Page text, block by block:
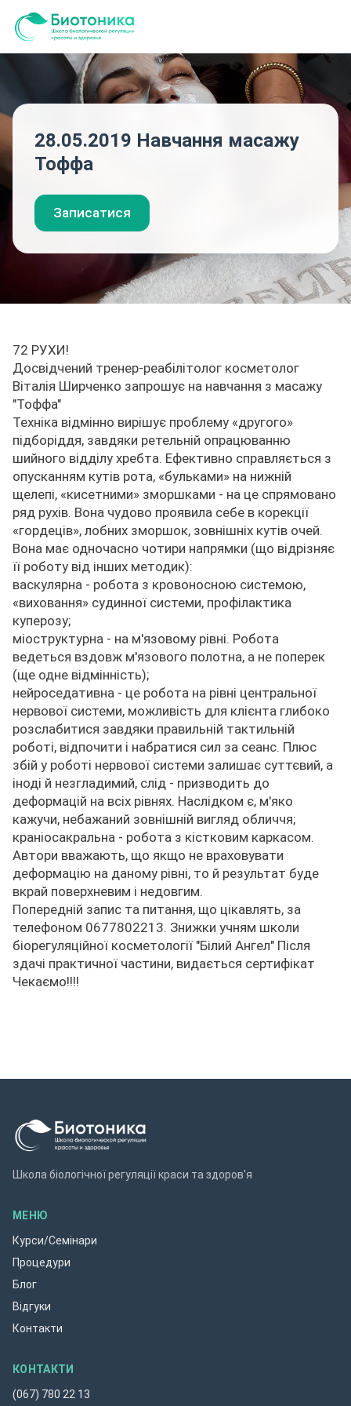
28.05.2019 Навчання масажу
Тоффа
Записатися
72 РУХИ!
Досвідчений тренер-реабілітолог косметолог
Віталія Ширченко запрошує на навчання з масажу
"Тоффа"
Техніка відмінно вирішує проблему «другого»
підборіддя, завдяки ретельній опрацюванню
шийного відділу хребта. Ефективно справляється з
опусканням кутів рота, «бульками» на нижній
щелепі, «кисетними» зморшками - на це спрямовано
ряд рухів. Вона чудово проявила себе в корекції
«гордеців», лобних зморшок, зовнішніх кутів очей.
Вона має одночасно чотири напрямки (що відрізняє
її роботу від інших методик):
васкулярна - робота з кровоносною системою,
«виховання» судинної системи, профілактика
куперозу;
міоструктурна - на м'язовому рівні. Робота
ведеться вздовж м'язового полотна, а не поперек
(ще одне відмінність);
нейроседативна - це робота на рівні центральної
нервової системи, можливість для клієнта глибоко
розслабитися завдяки правильній тактильній
роботі, відпочити і набратися сил за сеанс. Плюс
збій у роботі нервової системи залишає суттєвий, а
іноді й незгладимий, слід - призводить до
деформацій на всіх рівнях. Наслідком є, м'яко
кажучи, небажаний зовнішній вигляд обличчя;
краніосакральна - робота з кістковим каркасом.
Автори вважають, що якщо не враховувати
деформацію на даному рівні, то й результат буде
вкрай поверхневим і недовгим.
Попередній запис та питання, що цікавлять, за
телефоном 0677802213. Знижки учням школи
біорегуляційної косметології "Білий Ангел" Після
здачі практичної частини, видається сертифікат
Чекаємо!!!!
Школа біологічної регуляції краси та здоров'я
МЕНЮ
Курси/Семінари
Процедури
Блог
Відгуки
Контакти
КОНТАКТИ
(067) 780 22 13